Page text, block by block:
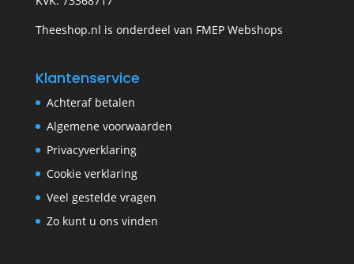
Theeshop.nl is onderdeel van FMEP Webshops
Klantenservice
Achteraf betalen
Algemene voorwaarden
Privacyverklaring
Cookie verklaring
Veel gestelde vragen
Zo kunt u ons vinden